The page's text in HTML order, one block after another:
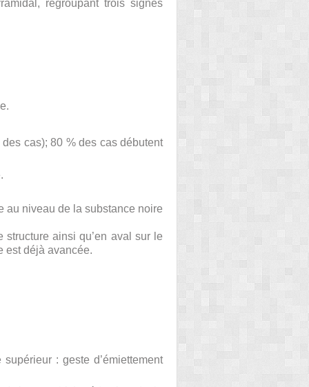
regroupant trois signes
des cas); 80 % des cas débutent
au niveau de la substance noire
ainsi qu’en aval sur le
est déjà avancée.
: geste d’émiettement